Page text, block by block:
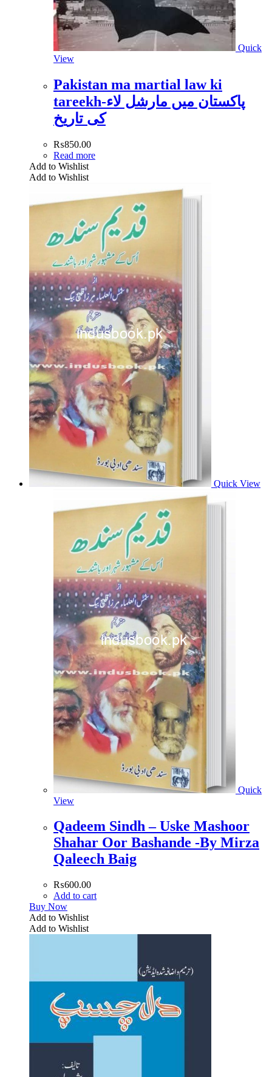
Quick
View
Pakistan ma martial law ki
tareekh-پاکستان میں مارشل لاء
کی تاریخ
₨850.00
Read more
Add to Wishlist
Add to Wishlist
Quick View
Quick
View
Qadeem Sindh – Uske Mashoor
Shahar Oor Bashande -By Mirza
Qaleech Baig
₨600.00
Add to cart
Buy Now
Add to Wishlist
Add to Wishlist